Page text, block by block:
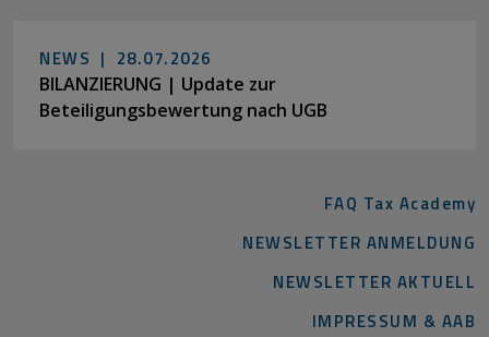
NEWS | 28.07.2026
BILANZIERUNG | Update zur
Beteiligungsbewertung nach UGB
FAQ Tax Academy
NEWSLETTER ANMELDUNG
NEWSLETTER AKTUELL
IMPRESSUM & AAB